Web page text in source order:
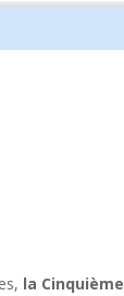
la Cinquième